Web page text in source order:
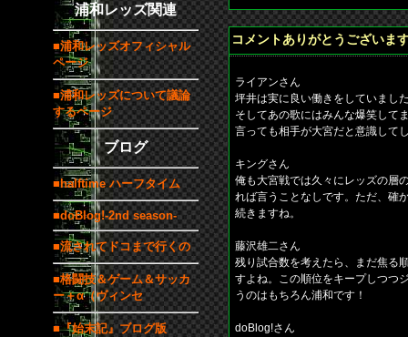
浦和レッズ関連
■浦和レッズオフィシャル
ページ
■浦和レッズについて議論
するページ
ブログ
■halftime ハーフタイム
■doBlog!-2nd season-
■流されてドコまで行くの
■格闘技＆ゲーム＆サッカ
ー＋α（ヴィンセ
■『始末記』ブログ版
コメントありがとうございま
ライアンさん
坪井は実に良い働きをしていまし
そしてあの歌にはみんな爆笑して
言っても相手が大宮だと意識して
キングさん
俺も大宮戦では久々にレッズの層
れば言うことなしです。ただ、確
続きますね。
藤沢雄二さん
残り試合数を考えたら、まだ焦る
すよね。この順位をキープしつつ
うのはもちろん浦和です！
doBlog!さん